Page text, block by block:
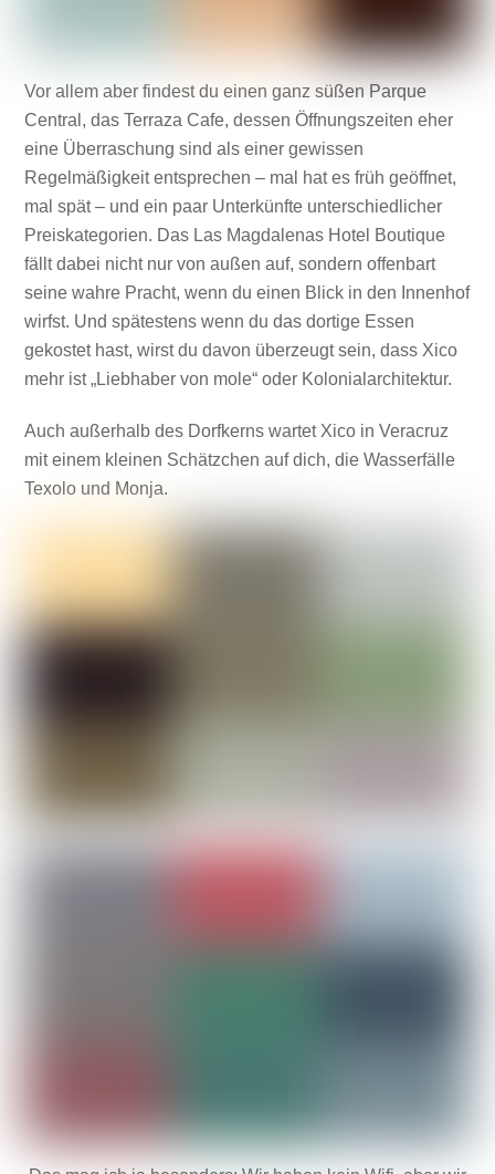
Vor allem aber findest du einen ganz süßen Parque
Central, das Terraza Cafe, dessen Öffnungszeiten eher
eine Überraschung sind als einer gewissen
Regelmäßigkeit entsprechen – mal hat es früh geöffnet,
mal spät – und ein paar Unterkünfte unterschiedlicher
Preiskategorien. Das Las Magdalenas Hotel Boutique
fällt dabei nicht nur von außen auf, sondern offenbart
seine wahre Pracht, wenn du einen Blick in den Innenhof
wirfst. Und spätestens wenn du das dortige Essen
gekostet hast, wirst du davon überzeugt sein, dass Xico
mehr ist „Liebhaber von mole“ oder Kolonialarchitektur.
Auch außerhalb des Dorfkerns wartet Xico in Veracruz
mit einem kleinen Schätzchen auf dich, die Wasserfälle
Texolo und Monja.